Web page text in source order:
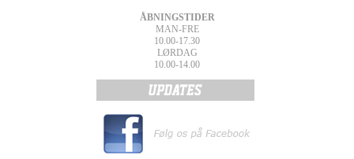
ÅBNINGSTIDER
MAN-FRE
10.00-17.30
LØRDAG
10.00-14.00